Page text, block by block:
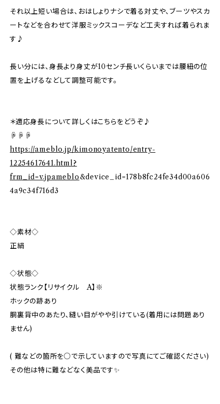
それ以上短い場合は、おはしょりナシで着る対丈や、ブーツやスカ
ートなどを合わせて洋服ミックスコーデなど工夫すれば着られま
す♪
長い分には、身長より身丈が10センチ長いくらいまでは腰紐の位
置を上げるなどして調整可能です。
＊適応身長について詳しくはこちらをどうぞ♪
☟☟☟
https://ameblo.jp/kimonoyatento/entry-
12254617641.html?
frm_id=v.jpameblo&device_id=178b8fc24fe34d00a606
4a9c34f716d3
◇素材◇
正絹
◇状態◇
状態ランク【リサイクル A】※
ホックの跡あり
胴裏背中のあたり、縫い目がやや引けている(着用には問題あり
ません)
( 難などの箇所を○で示していますので写真にてご確認ください)
その他は特に難などなく美品です✨